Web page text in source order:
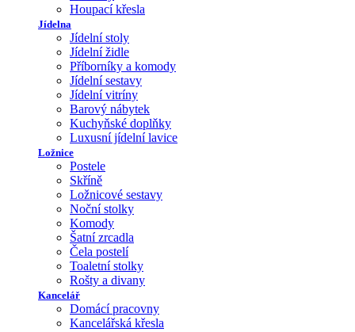
Houpací křesla
Jídelna
Jídelní stoly
Jídelní židle
Příborníky a komody
Jídelní sestavy
Jídelní vitríny
Barový nábytek
Kuchyňské doplňky
Luxusní jídelní lavice
Ložnice
Postele
Skříně
Ložnicové sestavy
Noční stolky
Komody
Šatní zrcadla
Čela postelí
Toaletní stolky
Rošty a divany
Kancelář
Domácí pracovny
Kancelářská křesla